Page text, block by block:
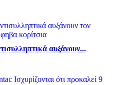
αυξάνουν...